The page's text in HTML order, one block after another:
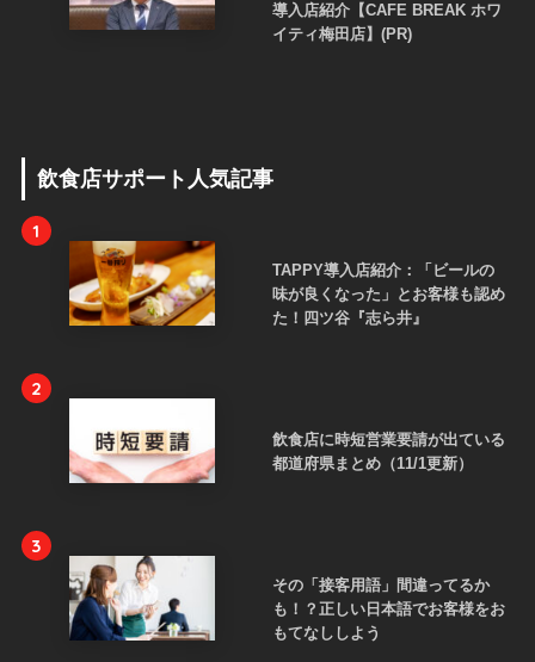
導入店紹介【CAFE BREAK ホワ
イティ梅田店】(PR)
飲食店サポート人気記事
1
TAPPY導入店紹介：「ビールの
味が良くなった」とお客様も認め
た！四ツ谷『志ら井』
2
飲食店に時短営業要請が出ている
都道府県まとめ（11/1更新）
3
その「接客用語」間違ってるか
も！？正しい日本語でお客様をお
もてなししよう